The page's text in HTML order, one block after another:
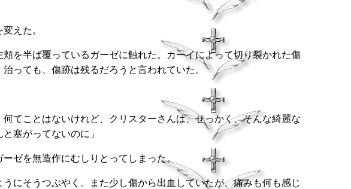
えた。
を半ば覆っているガーゼに触れた。カーイによって切り裂かれた傷
っても、傷跡は残るだろうと言われていた。
てことはないけれど、クリスターさんは、せっかく、そんな綺麗な
塞がってないのに」
ゼを無造作にむしりとってしまった。
にそうつぶやく。また少し傷から出血していたが、痛みも何も感じ